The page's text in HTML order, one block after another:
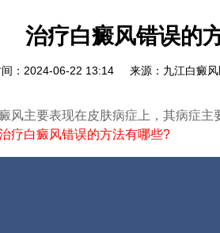
治疗白癜风错误的
间：2024-06-22 13:14 来源：九江白癜
风主要表现在皮肤病症上，其病症
疗白癜风错误的方法有哪些?